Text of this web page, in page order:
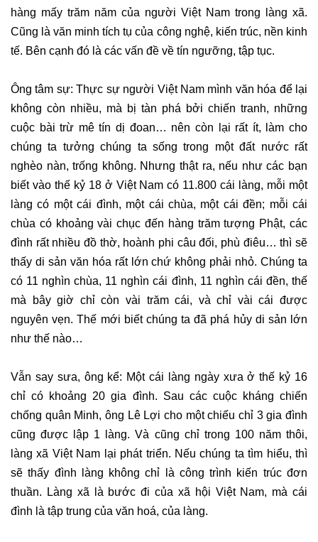
hàng mấy trăm năm của người Việt Nam trong làng xã.
Cũng là văn minh tích tụ của công nghệ, kiến trúc, nền kinh
tế. Bên cạnh đó là các vấn đề về tín ngưỡng, tập tục.
Ông tâm sự: Thực sự người Việt Nam mình văn hóa để lại
không còn nhiều, mà bị tàn phá bởi chiến tranh, những
cuộc bài trừ mê tín dị đoan… nên còn lại rất ít, làm cho
chúng ta tưởng chúng ta sống trong một đất nước rất
nghèo nàn, trống không. Nhưng thật ra, nếu như các bạn
biết vào thế kỷ 18 ở Việt Nam có 11.800 cái làng, mỗi một
làng có một cái đình, một cái chùa, một cái đền; mỗi cái
chùa có khoảng vài chục đến hàng trăm tượng Phật, các
đình rất nhiều đồ thờ, hoành phi câu đối, phù điêu… thì sẽ
thấy di sản văn hóa rất lớn chứ không phải nhỏ. Chúng ta
có 11 nghìn chùa, 11 nghìn cái đình, 11 nghìn cái đền, thế
mà bây giờ chỉ còn vài trăm cái, và chỉ vài cái được
nguyên vẹn. Thế mới biết chúng ta đã phá hủy di sản lớn
như thế nào…
Vẫn say sưa, ông kể: Một cái làng ngày xưa ở thế kỷ 16
chỉ có khoảng 20 gia đình. Sau các cuộc kháng chiến
chống quân Minh, ông Lê Lợi cho một chiếu chỉ 3 gia đình
cũng được lập 1 làng. Và cũng chỉ trong 100 năm thôi,
làng xã Việt Nam lại phát triển. Nếu chúng ta tìm hiểu, thì
sẽ thấy đình làng không chỉ là công trình kiến trúc đơn
thuần. Làng xã là bước đi của xã hội Việt Nam, mà cái
đình là tập trung của văn hoá, của làng.